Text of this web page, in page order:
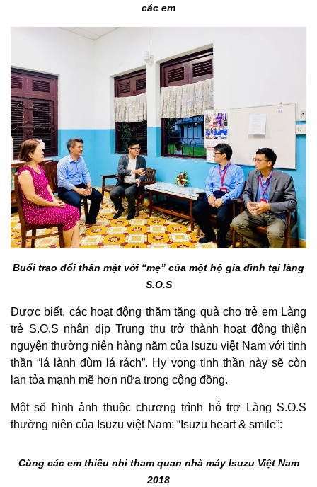
các em
Buổi trao đổi thân mật với “mẹ” của một hộ gia đình tại làng
S.O.S
Được biết, các hoạt động thăm tặng quà cho trẻ em Làng
trẻ S.O.S nhân dịp Trung thu trở thành hoạt động thiện
nguyện thường niên hàng năm của Isuzu việt Nam với tinh
thần “lá lành đùm lá rách”. Hy vọng tinh thần này sẽ còn
lan tỏa mạnh mẽ hơn nữa trong cộng đồng.
Một số hình ảnh thuộc chương trình hỗ trợ Làng S.O.S
thường niên của Isuzu việt Nam: “Isuzu heart & smile”:
Cùng các em thiếu nhi tham quan nhà máy Isuzu Việt Nam
2018